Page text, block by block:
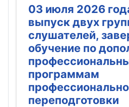
03 июля 2026
выпуск двух
слушателей,
обучение по
программам
переподготовки